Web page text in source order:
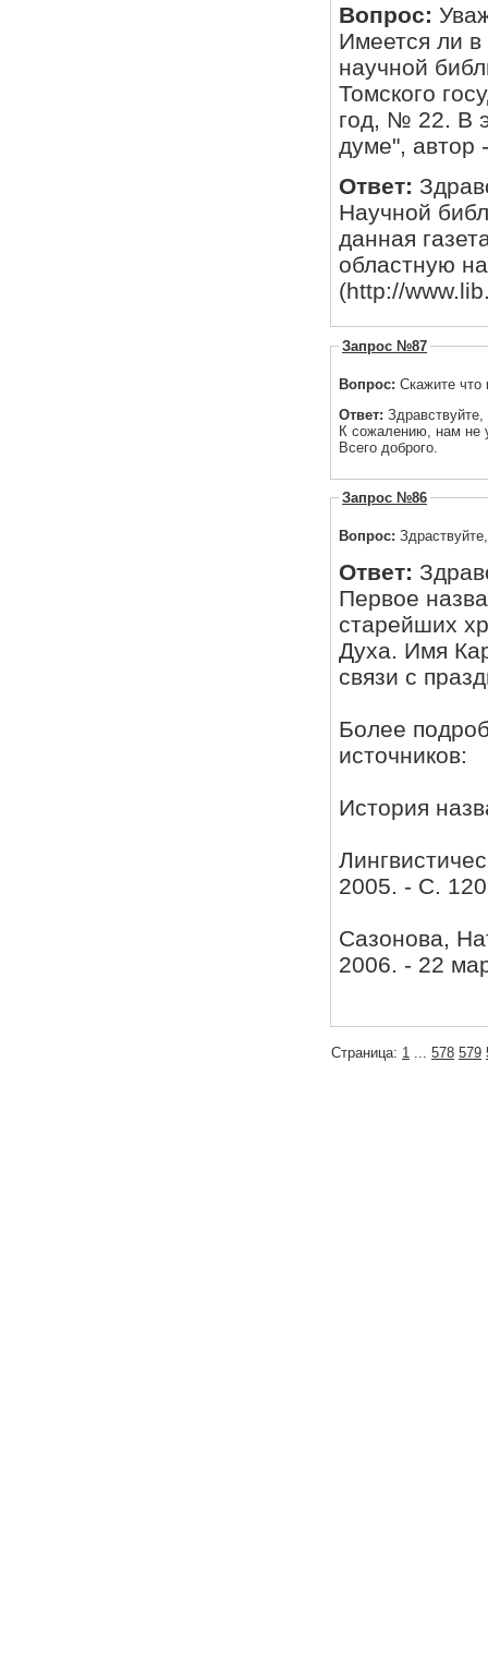
Вопрос:
Имеется ли в фонде Томской
научной
Томского
год, № 22. В
думе", автор
Ответ:
Научной
данная
областную
(http://
Запрос №87
Вопрос: Скажите что
Ответ: Здравствуйте,
К сожалению, нам не
Всего доброго.
Запрос №86
Вопрос:
Ответ:
Первое
старейших
Духа. Имя
связи с
Более
источников:
История
2005. - С.
Сазонова,
2006. - 22
Страница: 1 ... 578 579